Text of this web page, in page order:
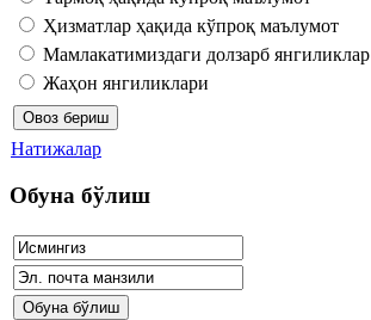
Ҳизматлар ҳақида кўпроқ маълумот
Мамлакатимиздаги долзарб янгиликлар
Жаҳон янгиликлари
Натижалар
Обуна бўлиш